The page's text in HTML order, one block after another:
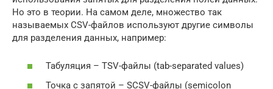
Но это в теории. На самом деле, множество так
называемых CSV-файлов используют другие символы
для разделения данных, например:
Табуляция – TSV-файлы (tab-separated values)
Точка с запятой – SCSV-файлы (semicolon